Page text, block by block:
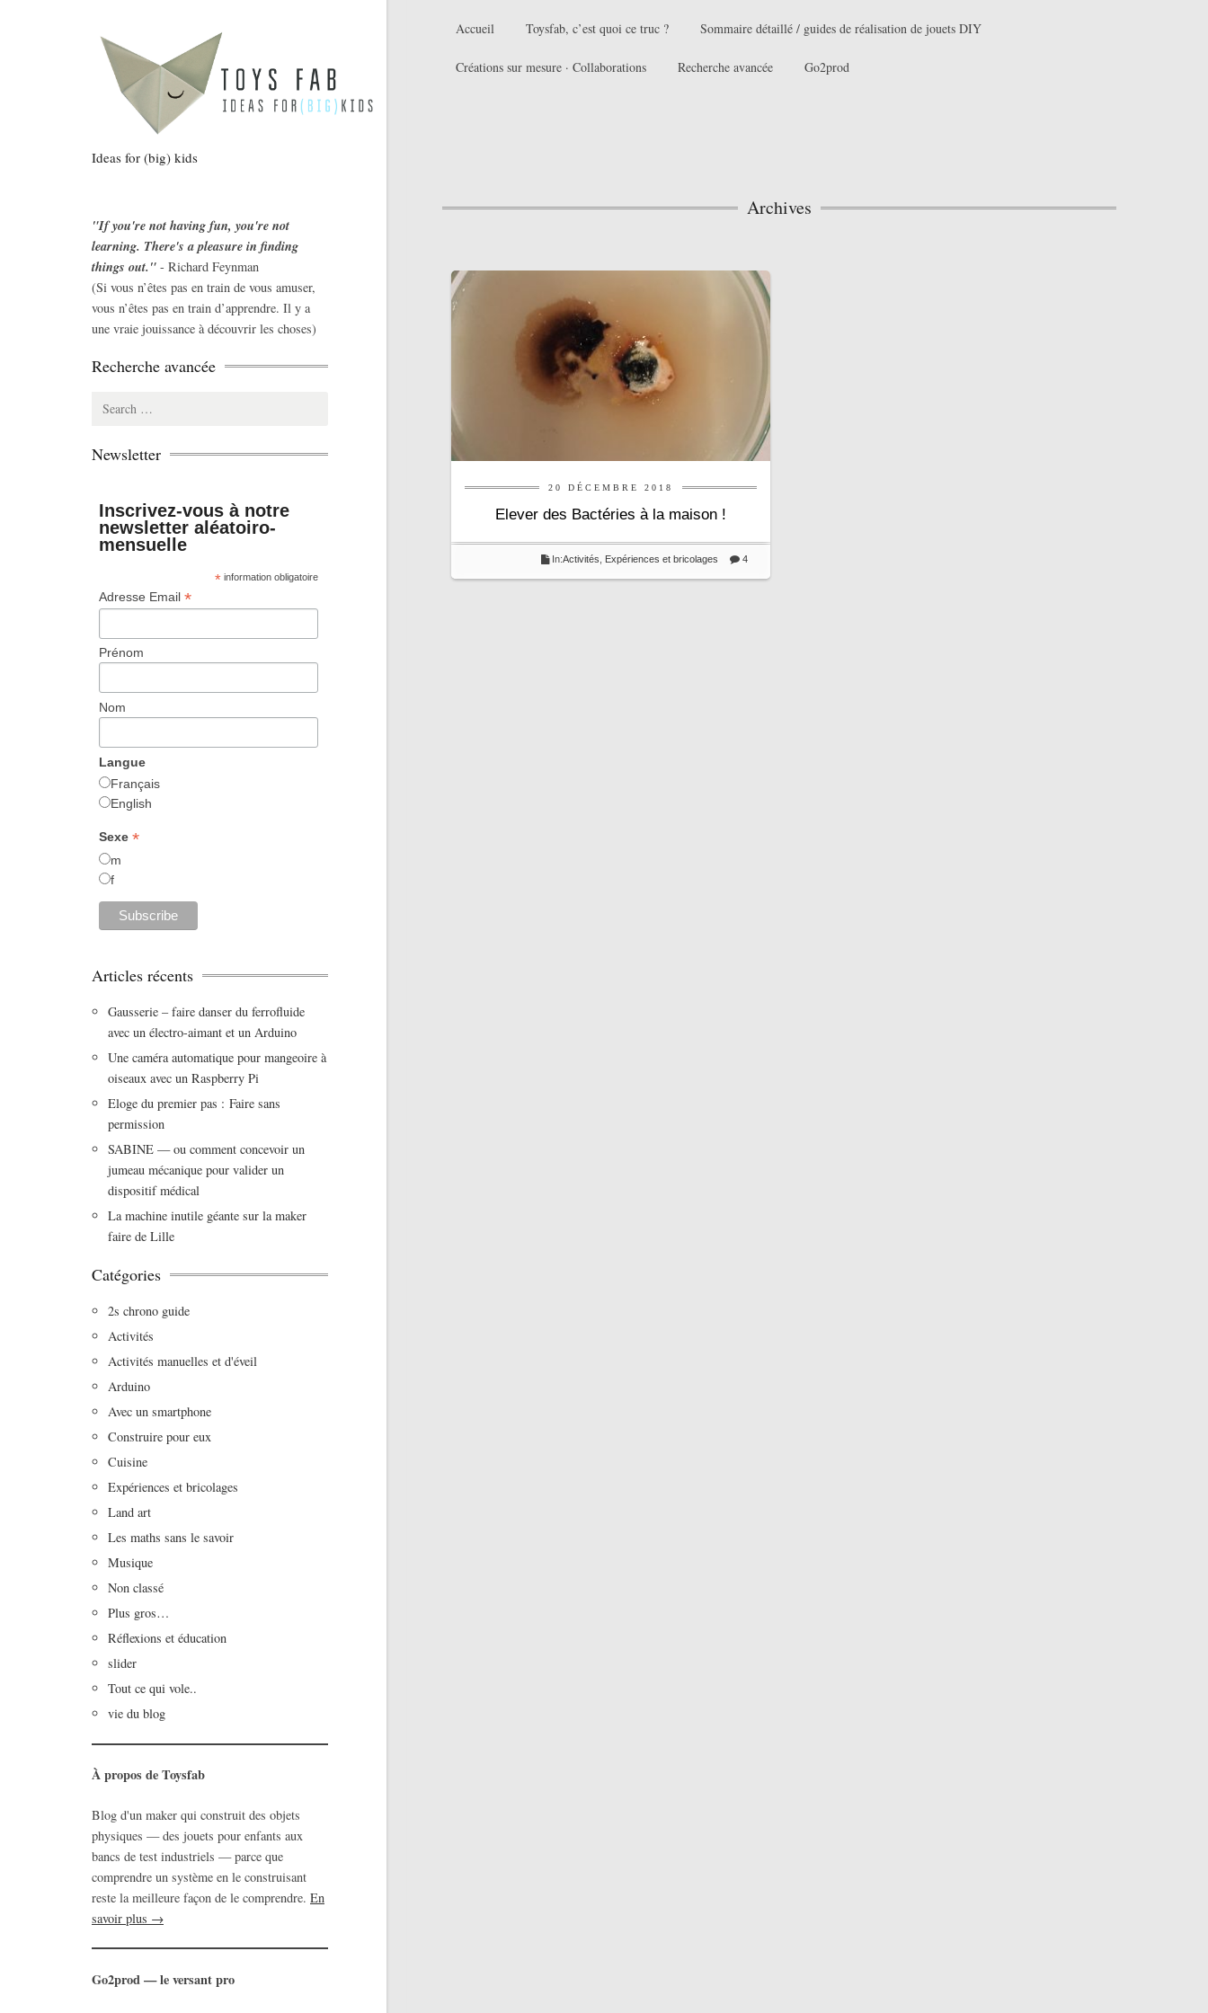
Ideas for (big) kids
Accueil Toysfab, c’est quoi ce truc ? Sommaire détaillé / guides de réalisation de jouets DIY
Créations sur mesure · Collaborations Recherche avancée Go2prod
Archives
20 DÉCEMBRE 2018
Elever des Bactéries à la maison !
4
In:Activités Expériences et bricolages
"If you're not having fun, you're not
learning. There's a pleasure in finding
things out." - Richard Feynman
(Si vous n’êtes pas en train de vous amuser,
vous n’êtes pas en train d’apprendre. Il y a
une vraie jouissance à découvrir les choses)
Recherche avancée
Search
Newsletter
Inscrivez-vous à notre
newsletter aléatoiro-
mensuelle
* information obligatoire
Adresse Email *
Prénom
Nom
Langue
Français
English
Sexe *
m
f
Articles récents
Gausserie – faire danser du ferrofluide
avec un électro-aimant et un Arduino
Une caméra automatique pour mangeoire à
oiseaux avec un Raspberry Pi
Eloge du premier pas : Faire sans
permission
SABINE — ou comment concevoir un
jumeau mécanique pour valider un
dispositif médical
La machine inutile géante sur la maker
faire de Lille
Catégories
2s chrono guide
Activités
Activités manuelles et d'éveil
Arduino
Avec un smartphone
Construire pour eux
Cuisine
Expériences et bricolages
Land art
Les maths sans le savoir
Musique
Non classé
Plus gros…
Réflexions et éducation
slider
Tout ce qui vole..
vie du blog
À propos de Toysfab
Blog d'un maker qui construit des objets
physiques — des jouets pour enfants aux
bancs de test industriels — parce que
comprendre un système en le construisant
reste la meilleure façon de le comprendre. En
savoir plus →
Go2prod — le versant pro